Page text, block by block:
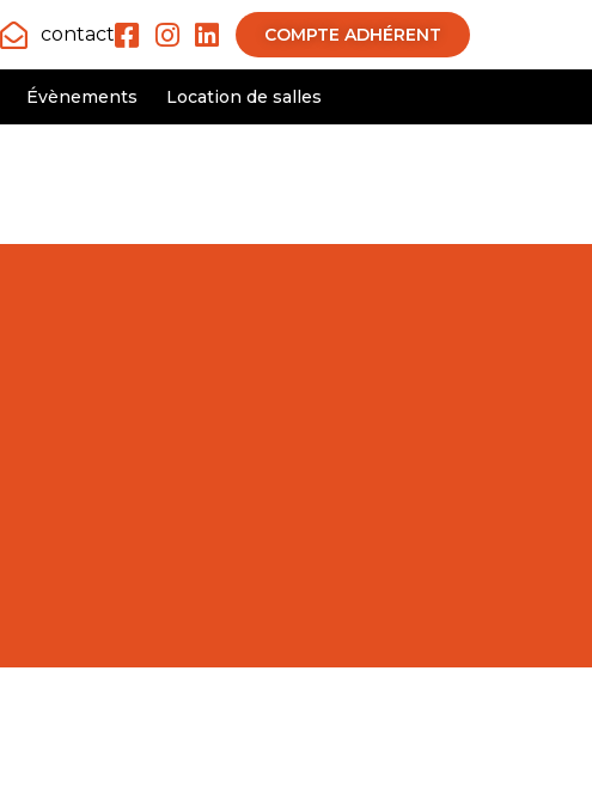
contact COMPTE ADHÉRENT
Évènements Location de salles